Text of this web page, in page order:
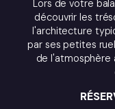
Lors de votre
découvrir les
l'architecture
par ses petites
de l'atmosphère